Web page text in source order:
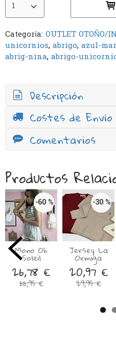
Categoría: OUTLET OTOÑO/
unicornios abrigo azul-
abrig-nina abrigo-
Descripción
Costes de Envío
Comentarios
Productos
-60 %
Mono Oh
Soleil
26,78 €
66,95 €
-30 %
Jersey La
Ormiga
20,97 €
29,95 €